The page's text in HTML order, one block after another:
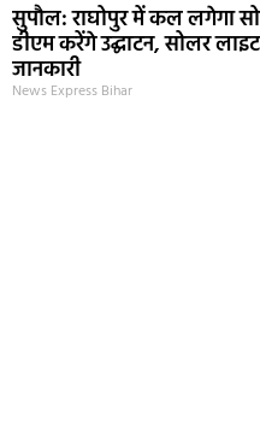
सुपौल: राघोपुर में कल लगेगा
डीएम करेंगे उद्घाटन, सोलर
जानकारी
News Express Bihar